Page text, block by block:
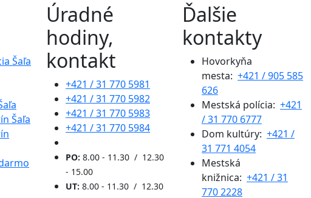
Šaľa
Šaľa
Úradné
hodiny,
kontakt
+421 / 31 770 5981
+421 / 31 770 5982
+421 / 31 770 5983
+421 / 31 770 5984
PO: 8.00 - 11.30 / 12.30
- 15.00
UT: 8.00 - 11.30 / 12.30
Ďalšie
kontakty
Hovorkyňa
mesta: +421 / 905 585
626
Mestská polícia: +421
/ 31 770 6777
Dom kultúry: +421 /
31 771 4054
Mestská
knižnica: +421 / 31
770 2228